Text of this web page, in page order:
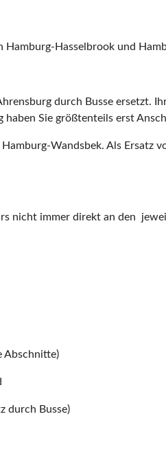
Hasselbrook und
durch Busse ersetzt.
Sie größtenteils erst
Wandsbek. Als
nicht immer direkt an den
Abschnitte)
durch Busse)